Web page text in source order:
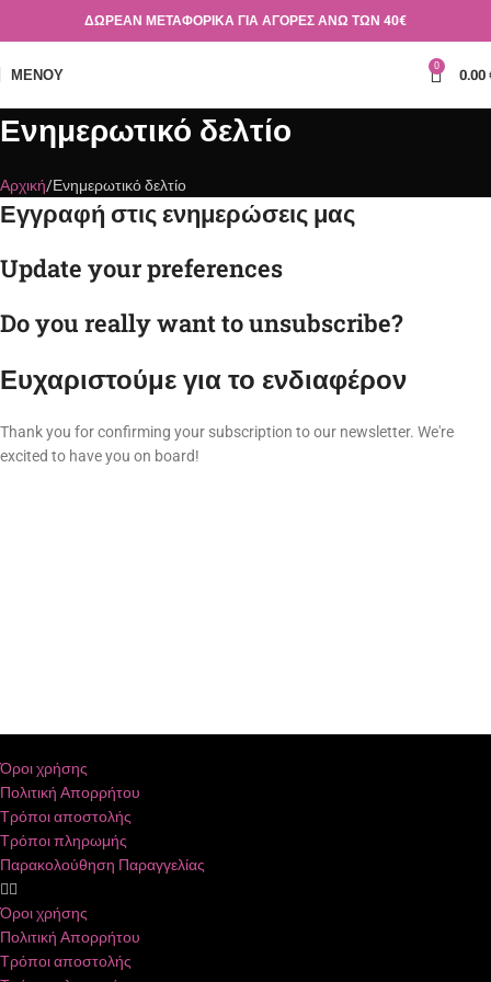
ΔΩΡΕΑΝ ΜΕΤΑΦΟΡΙΚΑ ΓΙΑ ΑΓΟΡΕΣ ΑΝΩ ΤΩΝ 40€
ΜΕΝΟΎ 0 0.00
Ενημερωτικό δελτίο
Αρχική Ενημερωτικό δελτίο
Εγγραφή στις ενημερώσεις μας
Update your preferences
Do you really want to unsubscribe?
Ευχαριστούμε για το ενδιαφέρον
Thank you for confirming your subscription to our newsletter. We're
excited to have you on board!
Όροι χρήσης
Πολιτική Απορρήτου
Τρόποι αποστολής
Τρόποι πληρωμής
Παρακολούθηση Παραγγελίας
Όροι χρήσης
Πολιτική Απορρήτου
Τρόποι αποστολής